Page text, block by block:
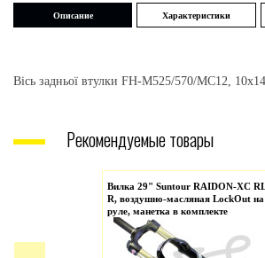
Описание Характеристики
Вісь задньої втулки FH-M525/570/MC12,
Рекомендуемые товары
Вилка 29" Suntour RAIDON-XC
R, воздушно-масляная LockOut на
руле, манетка в комплекте